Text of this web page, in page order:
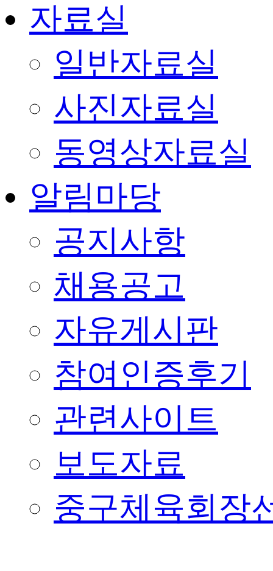
자료실
일반자료실
사진자료실
동영상자료실
알림마당
공지사항
채용공고
자유게시판
참여인증후기
관련사이트
보도자료
중구체육회장